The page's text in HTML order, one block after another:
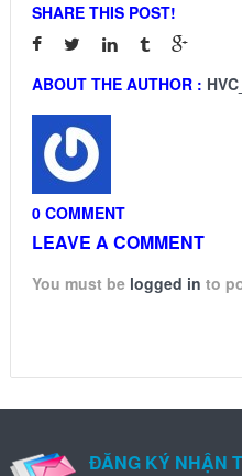
SHARE THIS POST!
ABOUT THE AUTHOR :
0 COMMENT
LEAVE A COMMENT
You must be logged in to
ĐĂNG KÝ NHẬN